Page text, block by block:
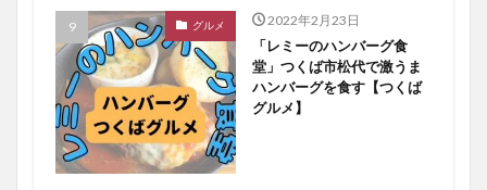
グルメ 2022年2月23日
「レミーのハンバーグ食
堂」つくば市松代で激うま
ハンバーグを食す【つくば
グルメ】